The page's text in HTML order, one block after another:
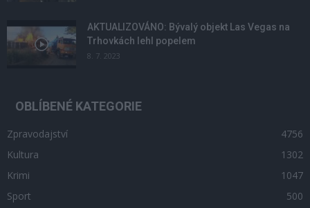
AKTUALIZOVÁNO: Bývalý objekt Las Vegas na
Trhovkách lehl popelem
8. 7. 2023
OBLÍBENÉ KATEGORIE
Zpravodajství
4756
Kultura
1302
Krimi
1047
Sport
500